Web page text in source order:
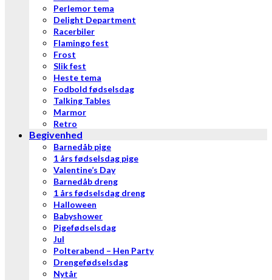
Perlemor tema
Delight Department
Racerbiler
Flamingo fest
Frost
Slik fest
Heste tema
Fodbold fødselsdag
Talking Tables
Marmor
Retro
Begivenhed
Barnedåb pige
1 års fødselsdag pige
Valentine’s Day
Barnedåb dreng
1 års fødselsdag dreng
Halloween
Babyshower
Pigefødselsdag
Jul
Polterabend – Hen Party
Drengefødselsdag
Nytår